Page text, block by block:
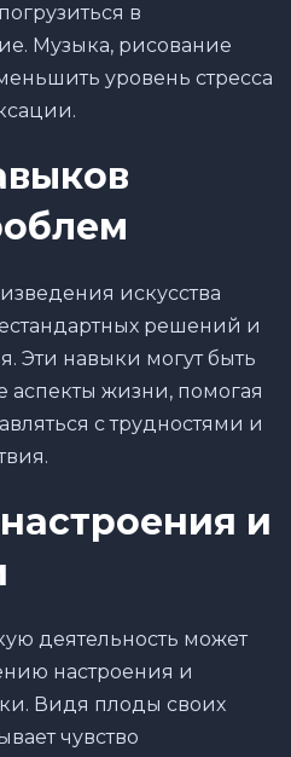
в
Музыка, рисование
уровень стресса
искусства
решений и
Эти навыки могут быть
аспекты жизни, помогая
с трудностями и
и
деятельность может
настроения и
Видя плоды своих
чувство